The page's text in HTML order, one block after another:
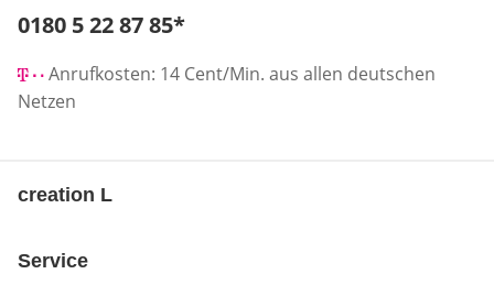
Telefonnummer:
0180 5 22 87 85*
Anrufkosten: 14 Cent/Min. aus allen deutschen
Netzen
creation L
Service